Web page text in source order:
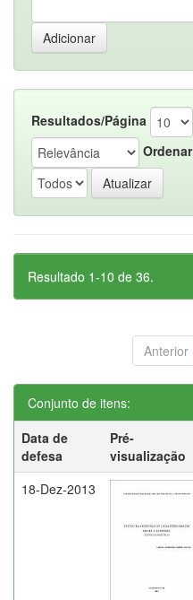
Resultados/Página
Ordenar
Resultado 1-10 de 36.
Anterior
Conjunto de itens:
Data de
defesa
Pré-
visualização
18-Dez-2013